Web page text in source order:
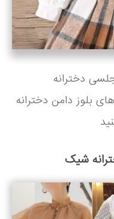
دخترانه
بلوز دامن دخترانه
شیک